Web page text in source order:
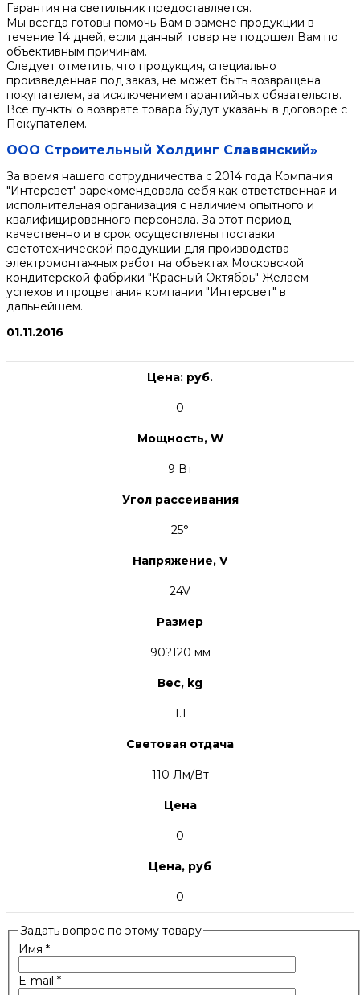
Гарантия на светильник предоставляется.
Мы всегда готовы помочь Вам в замене продукции в
течение 14 дней, если данный товар не подошел Вам по
объективным причинам.
Следует отметить, что продукция, специально
произведенная под заказ, не может быть возвращена
покупателем, за исключением гарантийных обязательств.
Все пункты о возврате товара будут указаны в договоре с
Покупателем.
ООО Строительный Холдинг Славянский»
За время нашего сотрудничества с 2014 года Компания
"Интерсвет" зарекомендовала себя как ответственная и
исполнительная организация с наличием опытного и
квалифицированного персонала. За этот период
качественно и в срок осуществлены поставки
светотехнической продукции для производства
электромонтажных работ на объектах Московской
кондитерской фабрики "Красный Октябрь" Желаем
успехов и процветания компании "Интерсвет" в
дальнейшем.
01.11.2016
Цена: руб.
0
Мощность, W
9 Вт
Угол рассеивания
25°
Напряжение, V
24V
Размер
90?120 мм
Вес, kg
1.1
Световая отдача
110 Лм/Вт
Цена
0
Цена, руб
0
Задать вопрос по этому товару
Имя *
E-mail *